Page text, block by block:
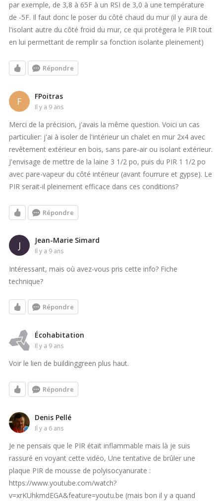
par exemple, de 3,8 à 65F à un RSI de 3,0 à une température
de -5F. Il faut donc le poser du côté chaud du mur (il y aura de
l'isolant autre du côté froid du mur, ce qui protégera le PIR tout
en lui permettant de remplir sa fonction isolante pleinement)
Répondre
F FPoitras
il y a 9 ans
Merci de la précision, j'avais la même question. Voici un cas
particulier: j'ai à isoler de l'intérieur un chalet en mur 2x4 avec
revêtement extérieur en bois, sans pare-air ou isolant extérieur.
J'envisage de mettre de la laine 3 1/2 po, puis du PIR 1 1/2 po
avec pare-vapeur du côté intérieur (avant fourrure et gypse). Le
PIR serait-il pleinement efficace dans ces conditions?
Répondre
J Jean-Marie Simard
il y a 9 ans
Intéressant, mais où avez-vous pris cette info? Fiche
technique?
Répondre
Écohabitation
il y a 9 ans
Voir le lien de buildinggreen plus haut.
Répondre
Denis Pellé
il y a 6 ans
Je ne pensais que le PIR était inflammable mais là je suis
rassuré en voyant cette vidéo, Une tentative de brûler une
plaque PIR de mousse de polyisocyanurate :
https://www.youtube.com/watch?
v=xrKUhkmdEGA&feature=youtu.be (mais bon il y a quand